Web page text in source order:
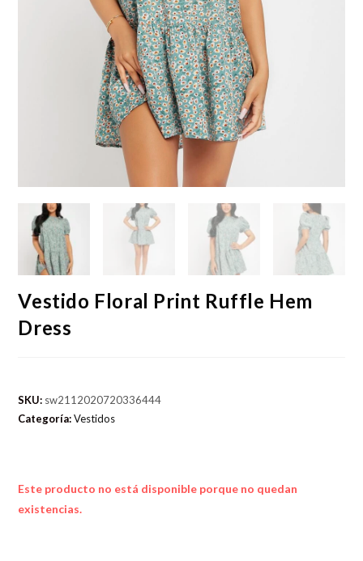
Vestido Floral Print Ruffle Hem
Dress
SKU: sw2112020720336444
Categoría:Vestidos
Este producto no está disponible porque no quedan
existencias.